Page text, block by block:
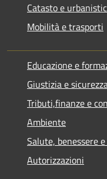
Catasto e
Mobilità e trasporti
Educazione e
Giustizia e
Tributi,finanze e
Ambiente
Salute, benessere
Autorizzazioni